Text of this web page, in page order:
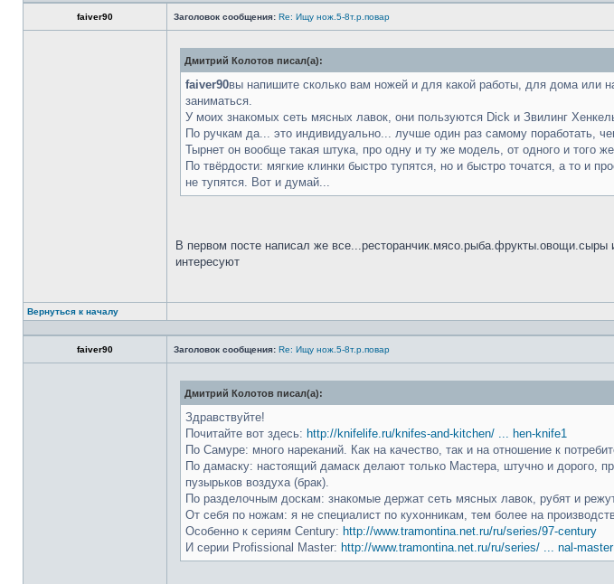
faiver90 Заголовок сообщения: Re: Ищу нож.5-8т.р.повар
Дмитрий Колотов писал(а):
faiver90вы напишите сколько вам ножей и для какой работы, для дома или
заниматься.
У моих знакомых сеть мясных лавок, они пользуются Dick и Звилинг
По ручкам да... это индивидуально... лучше один раз самому поработать,
Тырнет он вообще такая штука, про одну и ту же модель, от одного и того
По твёрдости: мягкие клинки быстро тупятся, но и быстро точатся, а то и
не тупятся. Вот и думай...
В первом посте написал же
интересуют
Вернуться к началу
faiver90 Заголовок сообщения: Re: Ищу нож.5-8т.р.повар
Дмитрий Колотов писал(а):
Здравствуйте!
Почитайте вот здесь: http://knifelife.ru/knifes-and-kitchen/ ... hen-knife1
По Самуре: много нареканий. Как на качество, так и на отношение к
По дамаску: настоящий дамаск делают только Мастера, штучно и дорого,
пузырьков воздуха (брак).
По разделочным доскам: знакомые держат сеть мясных лавок, рубят и
От себя по ножам: я не специалист по кухонникам, тем более на
Особенно к сериям Century: http://www.tramontina.net.ru/ru/series/97-century
И серии Profissional Master: http://www.tramontina.net.ru/ru/series/ ... nal-master